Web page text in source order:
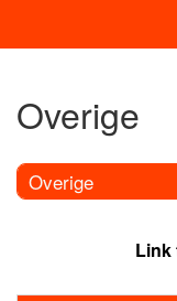
Overige
Overige
Link